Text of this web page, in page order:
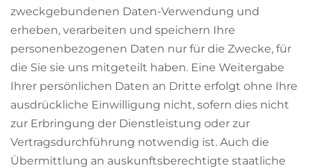
zweckgebundenen Daten-Verwendung und
erheben, verarbeiten und speichern Ihre
personenbezogenen Daten nur für die Zwecke, für
die Sie sie uns mitgeteilt haben. Eine Weitergabe
Ihrer persönlichen Daten an Dritte erfolgt ohne Ihre
ausdrückliche Einwilligung nicht, sofern dies nicht
zur Erbringung der Dienstleistung oder zur
Vertragsdurchführung notwendig ist. Auch die
Übermittlung an auskunftsberechtigte staatliche